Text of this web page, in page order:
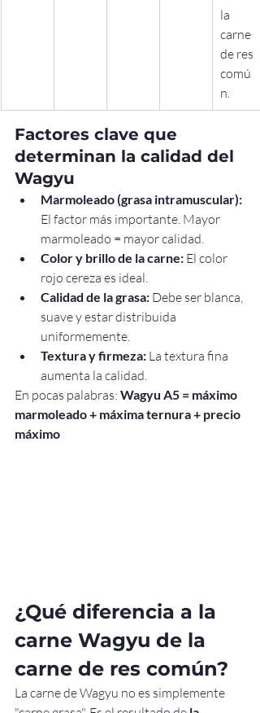
la
carne
de res
comú
n.
Factores clave que
determinan la calidad del
Wagyu
Marmoleado (grasa intramuscular):
El factor más importante. Mayor
marmoleado = mayor calidad.
Color y brillo de la carne: El color
rojo cereza es ideal.
Calidad de la grasa: Debe ser blanca,
suave y estar distribuida
uniformemente.
Textura y firmeza: La textura fina
aumenta la calidad.
En pocas palabras: Wagyu A5 = máximo
marmoleado + máxima ternura + precio
máximo
¿Qué diferencia a la
carne Wagyu de la
carne de res común?
La carne de Wagyu no es simplemente